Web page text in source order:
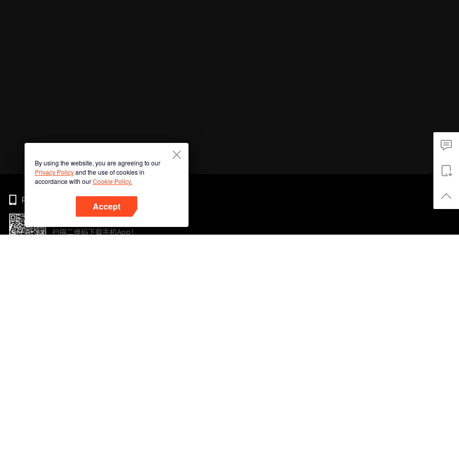
By using the website, you are agreeing to our
Privacy Policyand the use of cookies in
accordance with ourCookie Policy.
Accept
Phone
扫描二维码下载手机App！